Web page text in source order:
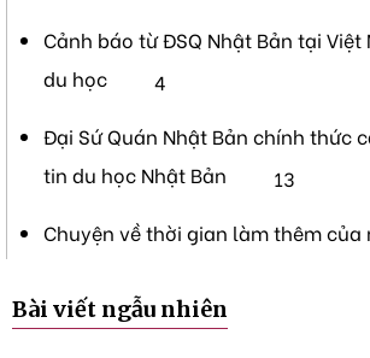
Cảnh báo từ ĐSQ Nhật Bản tại
du học
4
Đại Sứ Quán Nhật Bản chính thức
tin du học Nhật Bản
13
Chuyện về thời gian làm thêm của
Bài viết ngẫu nhiên